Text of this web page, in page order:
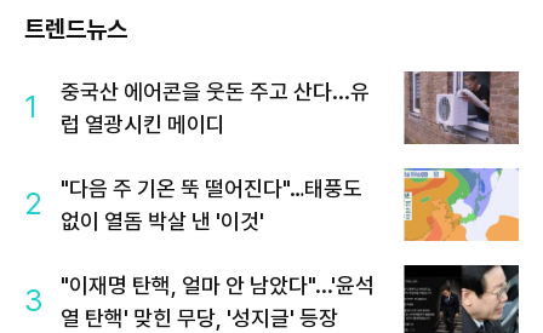
트렌드뉴스
1
중국산 에어콘을 웃돈 주고 산다...유
럽 열광시킨 메이디
2
"다음 주 기온 뚝 떨어진다"…태풍도
없이 열돔 박살 낸 '이것'
3
"이재명 탄핵, 얼마 안 남았다"...'윤석
열 탄핵' 맞힌 무당, '성지글' 등장